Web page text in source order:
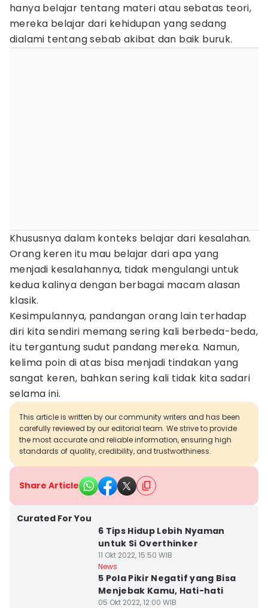
hanya belajar tentang materi atau sebatas teori,
mereka belajar dari kehidupan yang sedang
dialami tentang sebab akibat dan baik buruk.
Khususnya dalam konteks belajar dari kesalahan.
Orang keren itu mau belajar dari apa yang
menjadi kesalahannya, tidak mengulangi untuk
kedua kalinya dengan berbagai macam alasan
klasik.
Kesimpulannya, pandangan orang lain terhadap
diri kita sendiri memang sering kali berbeda-beda,
itu tergantung sudut pandang mereka. Namun,
kelima poin di atas bisa menjadi tindakan yang
sangat keren, bahkan sering kali tidak kita sadari
selama ini.
This article is written by our community writers and has been
carefully reviewed by our editorial team. We strive to provide
the most accurate and reliable information, ensuring high
standards of quality, credibility, and trustworthiness.
Share Article
Curated For You
6 Tips Hidup Lebih Nyaman
untuk Si Overthinker
11 Okt 2022, 15:50 WIB
News
5 Pola Pikir Negatif yang Bisa
Menjebak Kamu, Hati-hati
05 Okt 2022, 12:00 WIB